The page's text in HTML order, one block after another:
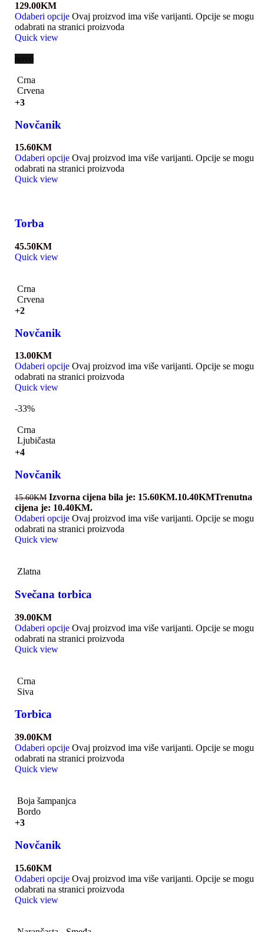
129.00KM
Odaberi opcije Ovaj proizvod ima više varijanti. Opcije se mogu
odabrati na stranici proizvoda
Quick view
Crna
Crvena
+3
Novčanik
15.60KM
Odaberi opcije Ovaj proizvod ima više varijanti. Opcije se mogu
odabrati na stranici proizvoda
Quick view
Torba
45.50KM
Quick view
Crna
Crvena
+2
Novčanik
13.00KM
Odaberi opcije Ovaj proizvod ima više varijanti. Opcije se mogu
odabrati na stranici proizvoda
Quick view
-33%
Crna
Ljubičasta
+4
Novčanik
15.60KM Izvorna cijena bila je: 15.60KM.10.40KMTrenutna
cijena je: 10.40KM.
Odaberi opcije Ovaj proizvod ima više varijanti. Opcije se mogu
odabrati na stranici proizvoda
Quick view
Zlatna
Svečana torbica
39.00KM
Odaberi opcije Ovaj proizvod ima više varijanti. Opcije se mogu
odabrati na stranici proizvoda
Quick view
Crna
Siva
Torbica
39.00KM
Odaberi opcije Ovaj proizvod ima više varijanti. Opcije se mogu
odabrati na stranici proizvoda
Quick view
Boja šampanjca
Bordo
+3
Novčanik
15.60KM
Odaberi opcije Ovaj proizvod ima više varijanti. Opcije se mogu
odabrati na stranici proizvoda
Quick view